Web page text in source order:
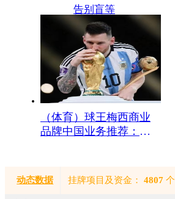
告别盲等
作、交易操盘手申请；
欢迎合作
（体育）球王梅西商业
品牌中国业务推荐：梅
竞、体育置业等领域合
作
动态数据 挂牌项目及资金： 4807个